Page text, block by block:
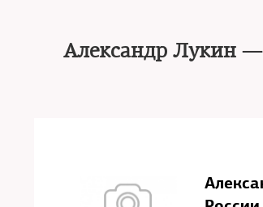
Александр Лукин —